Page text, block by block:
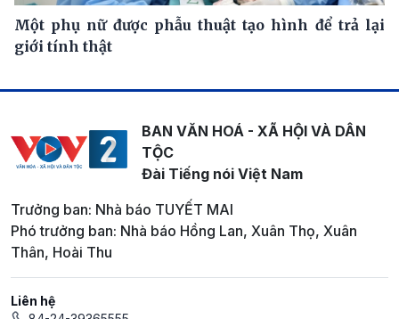
Một phụ nữ được phẫu thuật tạo hình để trả lại
giới tính thật
BAN VĂN HOÁ - XÃ HỘI VÀ DÂN
TỘC
Đài Tiếng nói Việt Nam
Trưởng ban: Nhà báo TUYẾT MAI
Phó trưởng ban: Nhà báo Hồng Lan, Xuân Thọ, Xuân
Thân, Hoài Thu
Liên hệ